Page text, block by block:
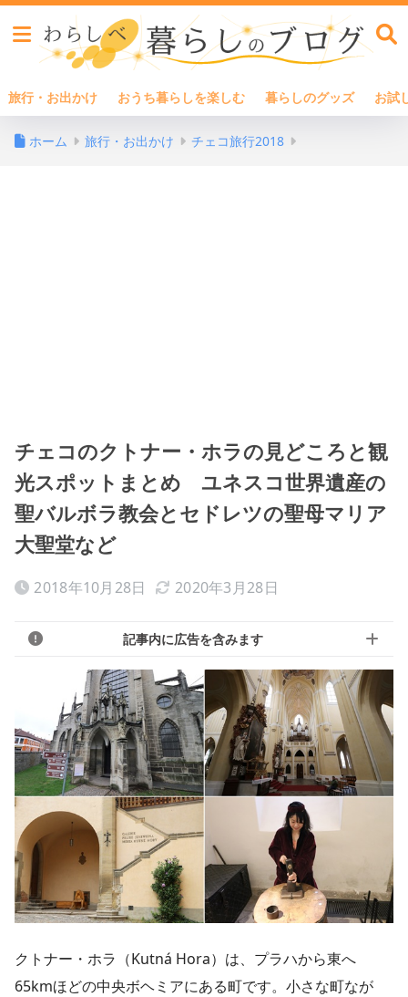
旅行・お出かけ おうち暮らしを楽しむ 暮らしのグッズ お試
ホーム 旅行・お出かけ チェコ旅行2018
チェコのクトナー・ホラの見どころと観
光スポットまとめ ユネスコ世界遺産の
聖バルボラ教会とセドレツの聖母マリア
大聖堂など
2018年10月28日 2020年3月28日
記事内に広告を含みます
クトナー・ホラ（Kutná Hora）は、プラハから東へ
65kmほどの中央ボヘミアにある町です。小さな町なが